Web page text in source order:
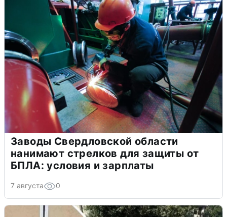
Заводы Свердловской области
нанимают стрелков для защиты от
БПЛА: условия и зарплаты
7 августа 0